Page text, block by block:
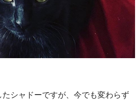
シャドーですが、今でも変わらず